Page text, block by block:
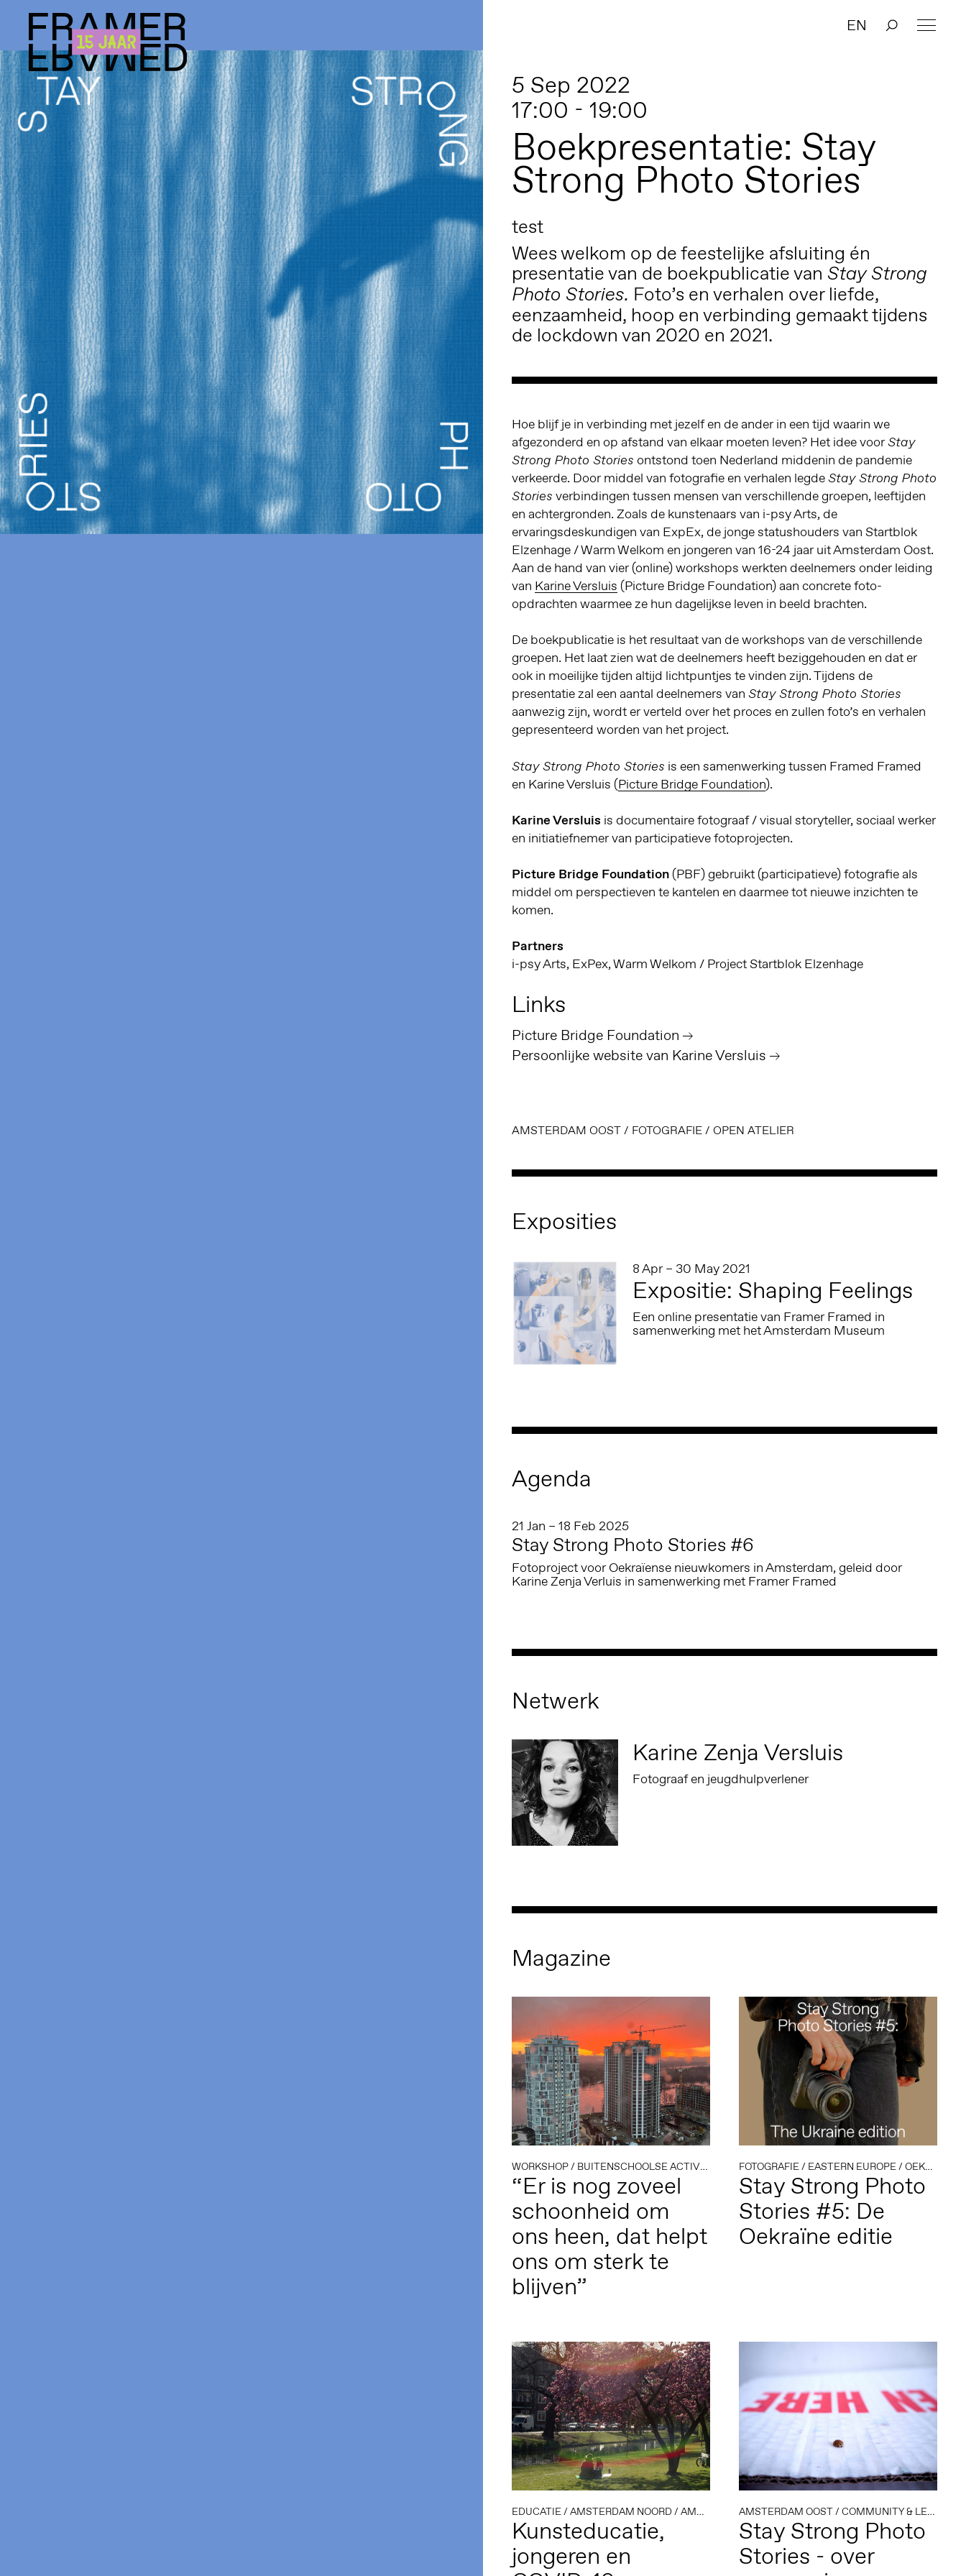
EN
5 Sep 2022
17:00 - 19:00
Boekpresentatie: Stay
Strong Photo Stories
test
Wees welkom op de feestelijke afsluiting én
presentatie van de boekpublicatie van Stay Strong
Photo Stories. Foto’s en verhalen over liefde,
eenzaamheid, hoop en verbinding gemaakt tijdens
de lockdown van 2020 en 2021.
Hoe blijf je in verbinding met jezelf en de ander in een tijd waarin we
afgezonderd en op afstand van elkaar moeten leven? Het idee voorStay
Strong Photo Stories ontstond toen Nederland middenin de pandemie
verkeerde. Door middel van fotografie en verhalen legdeStay Strong Photo
Stories verbindingen tussen mensen van verschillende groepen, leeftijden
en achtergronden. Zoals de kunstenaars van i-psy Arts, de
ervaringsdeskundigen van ExpEx, de jonge statushouders van Startblok
Elzenhage / Warm Welkom en jongeren van 16-24 jaar uit Amsterdam Oost.
Aan de hand van vier (online) workshops werkten deelnemers onder leiding
van Karine Versluis (Picture Bridge Foundation) aan concrete foto-
opdrachten waarmee ze hun dagelijkse leven in beeld brachten.
De boekpublicatie is het resultaat van de workshops van de verschillende
groepen. Het laat zien wat de deelnemers heeft beziggehouden en dat er
ook in moeilijke tijden altijd lichtpuntjes te vinden zijn. Tijdens de
presentatie zal een aantal deelnemers van Stay Strong Photo Stories
aanwezig zijn, wordt er verteld over het proces en zullen foto’s en verhalen
gepresenteerd worden van het project.
Stay Strong Photo Stories is een samenwerking tussen Framed Framed
en Karine Versluis (Picture Bridge Foundation).
Karine Versluis is documentaire fotograaf / visual storyteller, sociaal werker
en initiatiefnemer van participatieve fotoprojecten.
Picture Bridge Foundation (PBF) gebruikt (participatieve) fotografie als
middel om perspectieven te kantelen en daarmee tot nieuwe inzichten te
komen.
Partners
i-psy Arts, ExPex, Warm Welkom / Project Startblok Elzenhage
Links
Picture Bridge Foundation
Persoonlijke website van Karine Versluis
AMSTERDAM OOST/ FOTOGRAFIE/ OPEN ATELIER
Exposities
8 Apr – 30 May 2021
Expositie: Shaping Feelings
Een online presentatie van Framer Framed in
samenwerking met het Amsterdam Museum
Agenda
21 Jan – 18 Feb 2025
Stay Strong Photo Stories #6
Fotoproject voor Oekraïense nieuwkomers in Amsterdam, geleid door
Karine Zenja Verluis in samenwerking met Framer Framed
Netwerk
Karine Zenja Versluis
Fotograaf en jeugdhulpverlener
Magazine
WORKSHOP/ BUITENSCHOOLSE ACTIVITEITEN /OEKRAINE
“Er is nog zoveel
schoonheid om
ons heen, dat helpt
ons om sterk te
blijven”
FOTOGRAFIE/ EASTERN EUROPE/ OEKRAINE
Stay Strong Photo
Stories #5: De
Oekraïne editie
EDUCATIE/ AMSTERDAM NOORD / AMSTERDAM OOST /FOTOGRAFIE/MOLENWIJK/
Kunsteducatie,
jongeren en
AMSTERDAM OOST/ COMMUNITY & LEARNING
Stay Strong Photo
Stories - over